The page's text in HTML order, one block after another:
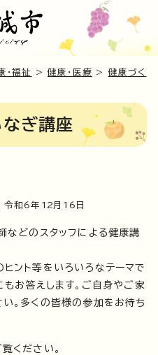
・福祉 >健康・医療 > 健康づく
ぎ講座
和6年 12月 16 日
などのスタッフによる健康講
ント等をいろいろなテーマで
もお答えします。ご自身やご家
。多くの皆様の参加をお待ち
ください。